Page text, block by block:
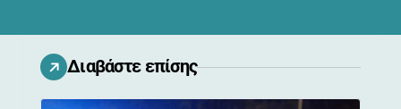
Διαβάστε επίσης